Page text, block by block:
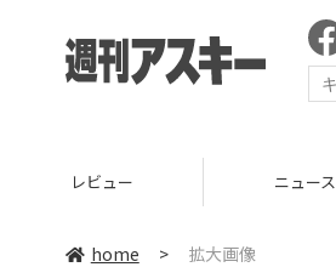
レビュー ニュース
home > 拡大画像